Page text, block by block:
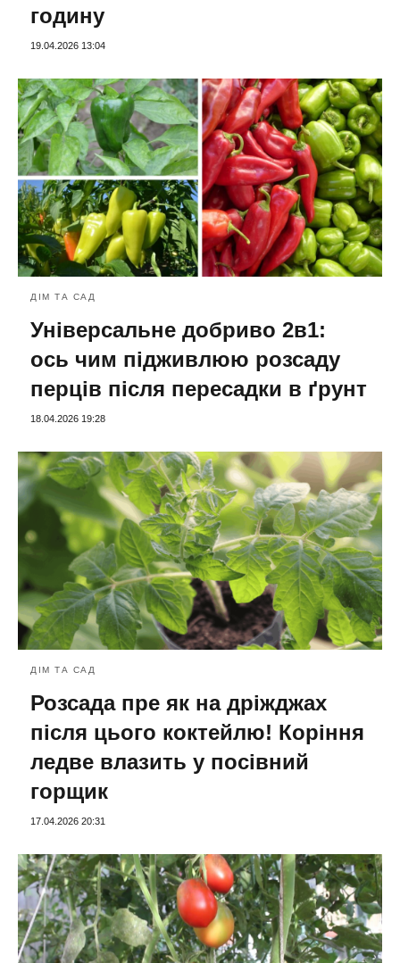
годину
19.04.2026 13:04
ДІМ ТА САД
Універсальне добриво 2в1:
ось чим підживлюю розсаду
перців після пересадки в ґрунт
18.04.2026 19:28
ДІМ ТА САД
Розсада пре як на дріжджах
після цього коктейлю! Коріння
ледве влазить у посівний
горщик
17.04.2026 20:31